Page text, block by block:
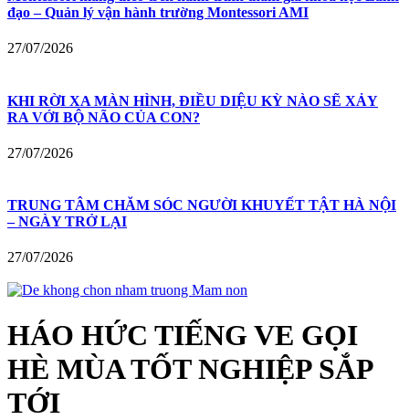
đạo – Quản lý vận hành trường Montessori AMI
27/07/2026
KHI RỜI XA MÀN HÌNH, ĐIỀU DIỆU KỲ NÀO SẼ XẢY
RA VỚI BỘ NÃO CỦA CON?
27/07/2026
TRUNG TÂM CHĂM SÓC NGƯỜI KHUYẾT TẬT HÀ NỘI
– NGÀY TRỞ LẠI
27/07/2026
HÁO HỨC TIẾNG VE GỌI
HÈ MÙA TỐT NGHIỆP SẮP
TỚI